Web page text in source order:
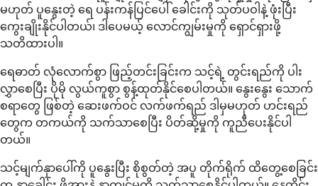
မဟုတ် ပူနွေးတဲ့ ရေ ပန်းကန်ပြင်ပေါ် ခေါင်းကို သုတ်ပဝါနဲ့ ဖုံးပြီး
ကွေးချိုးနိုင်ပါတယ်၊ ဒါပေမယ့် လောင်ကျွမ်းမှုကို ရှောင်ရှားဖို့
သတိထားပါ။
ရေဓာတ် လုံလောက်စွာ ဖြည့်တင်းခြင်းက သင့်ရဲ့ တွင်းရည်ကို ပါး
လွှာစေပြီး ပိုမို လွယ်ကူစွာ စွန့်ထုတ်နိုင်စေပါတယ်။ နွေးနွေး သောက်
စရာတွေ ဖြစ်တဲ့ ဆေးဖက်ဝင် လက်ဖက်ရည် ဒါမှမဟုတ် ဟင်းရည်
တွေက တကယ်ကို သက်သာစေပြီး ပိတ်ဆို့မှုကို ကူညီပေးနိုင်ပါ
တယ်။
သင့်မျက်နှာပေါ်ကို ပူနွေးပြီး စိုစွတ်တဲ့ အပူ တိုက်ရိုက် ထိတွေ့စေခြင်း